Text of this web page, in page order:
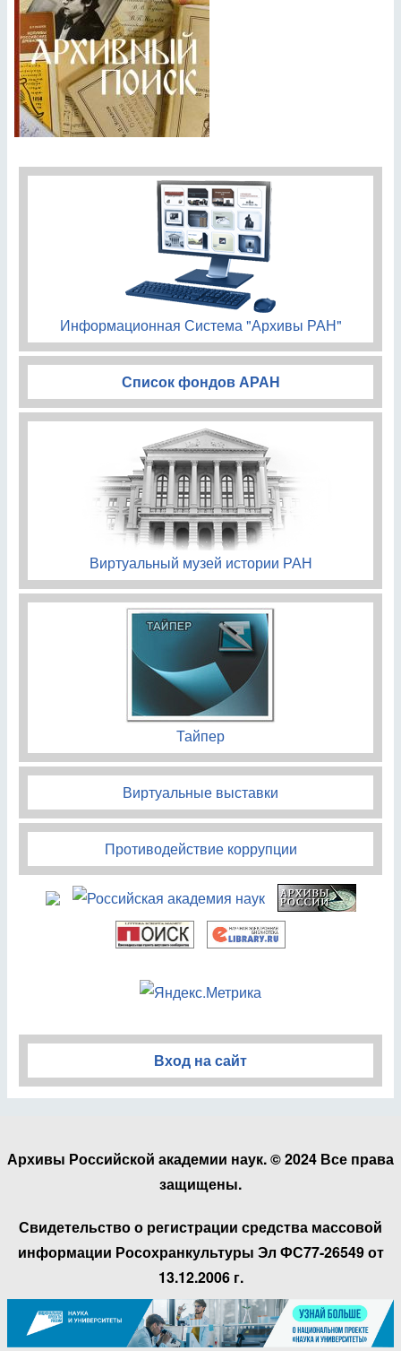
Информационная Система "Архивы РАН"
Список фондов АРАН
Виртуальный музей истории РАН
Тайпер
Виртуальные выставки
Противодействие коррупции
Вход на сайт
Архивы Российской академии наук. © 2024 Все права
защищены.
Свидетельство о регистрации средства массовой
информации Росохранкультуры Эл ФС77-26549 от
13.12.2006 г.